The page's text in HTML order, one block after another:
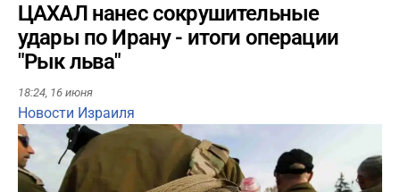
ЦАХАЛ нанес сокрушительные
удары по Ирану - итоги операции
"Рык льва"
18:24, 16 июня
Новости Израиля